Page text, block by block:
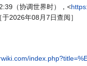
（协调世界时），<
于2026年08月7日查阅］